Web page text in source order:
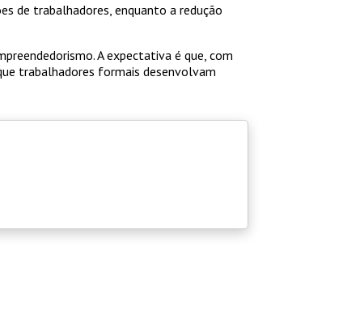
de trabalhadores, enquanto a redução
A expectativa é que, com
trabalhadores formais desenvolvam